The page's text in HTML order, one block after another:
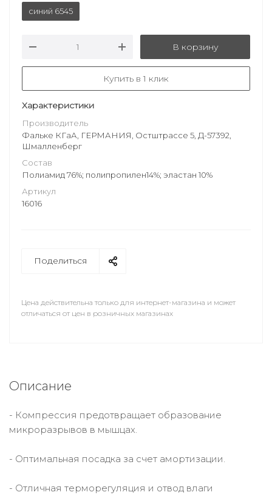
синий 6545
В корзину
Купить в 1 клик
Характеристики
Производитель
Фальке КГаА, ГЕРМАНИЯ, Остштрассе 5, Д-57392,
Шмалленберг
Состав
Полиамид 76%; полипропилен14%; эластан 10%
Артикул
16016
Поделиться
Цена действительна только для интернет-магазина и может
отличаться от цен в розничных магазинах
Описание
- Компрессия предотвращает образование
микроразрывов в мышцах.
- Оптимальная посадка за счет амортизации.
- Отличная терморегуляция и отвод влаги